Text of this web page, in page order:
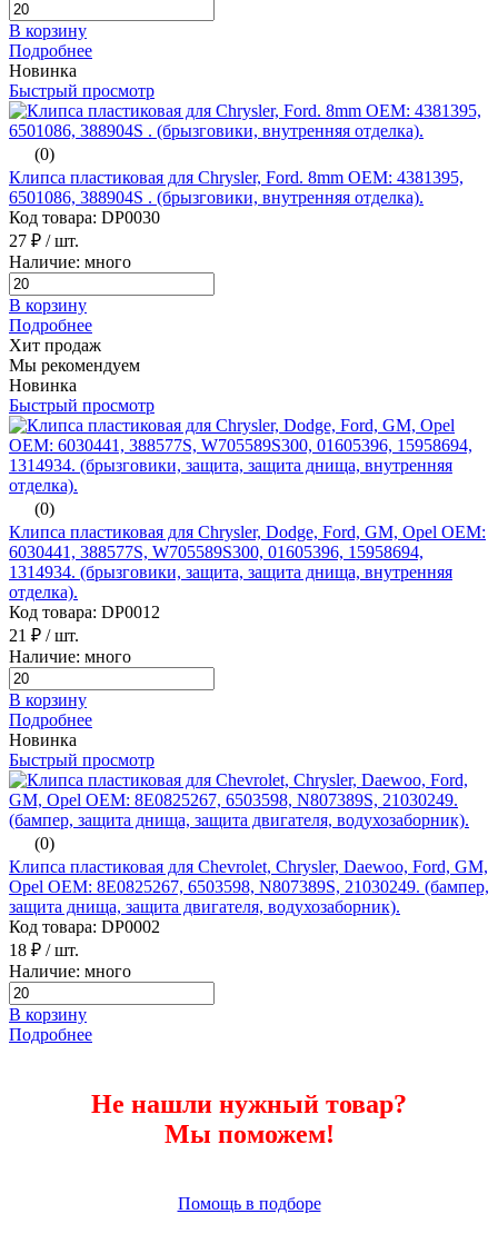
В корзину
Подробнее
Новинка
Быстрый просмотр
(0)
Клипса пластиковая для Chrysler, Ford. 8mm ОЕМ: 4381395,
6501086, 388904S . (брызговики, внутренняя отделка).
Код товара: DP0030
27 ₽ / шт.
Наличие: много
В корзину
Подробнее
Хит продаж
Мы рекомендуем
Новинка
Быстрый просмотр
(0)
Клипса пластиковая для Chrysler, Dodge, Ford, GM, Opel ОЕМ:
6030441, 388577S, W705589S300, 01605396, 15958694,
1314934. (брызговики, защита, защита днища, внутренняя
отделка).
Код товара: DP0012
21 ₽ / шт.
Наличие: много
В корзину
Подробнее
Новинка
Быстрый просмотр
(0)
Клипса пластиковая для Chevrolet, Chrysler, Daewoo, Ford, GM,
Opel ОЕМ: 8E0825267, 6503598, N807389S, 21030249. (бампер,
защита днища, защита двигателя, водухозаборник).
Код товара: DP0002
18 ₽ / шт.
Наличие: много
В корзину
Подробнее
Не нашли нужный товар?
Мы поможем!
Помощь в подборе